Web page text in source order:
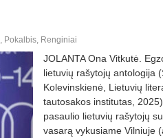
Pokalbis, Renginiai
JOLANTA Ona Vitkutė.
lietuvių rašytojų antologija
Kolevinskienė, Lietuvių
tautosakos institutas,
pasaulio lietuvių ra­šytojų
vasarą vy­kusiame Vilniuje